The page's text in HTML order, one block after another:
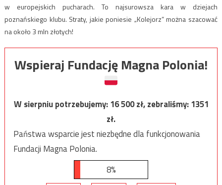
w europejskich pucharach. To najsurowsza kara w dziejach
poznańskiego klubu. Straty, jakie poniesie „Kolejorz” można szacować
na około 3 mln złotych!
Wspieraj Fundację Magna Polonia!
W sierpniu potrzebujemy:16 500zł, zebraliśmy:1351
zł.
Państwa wsparcie jest niezbędne dla funkcjonowania
Fundacji Magna Polonia.
8%